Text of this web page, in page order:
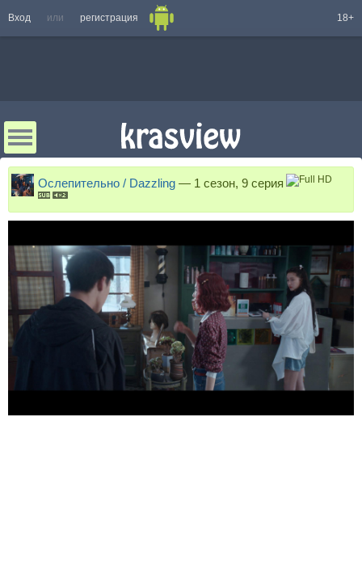
Вход или регистрация 18+
Ослепительно / Dazzling — 1 сезон, 9 серия